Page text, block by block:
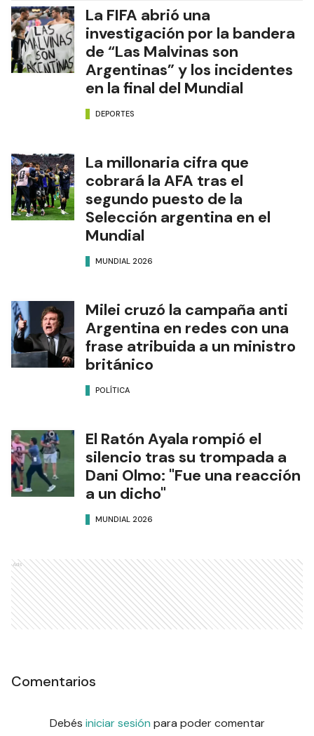
La FIFA abrió una
investigación por la bandera
de “Las Malvinas son
Argentinas” y los incidentes
en la final del Mundial
DEPORTES
La millonaria cifra que
cobrará la AFA tras el
segundo puesto de la
Selección argentina en el
Mundial
MUNDIAL 2026
Milei cruzó la campaña anti
Argentina en redes con una
frase atribuida a un ministro
británico
POLÍTICA
El Ratón Ayala rompió el
silencio tras su trompada a
Dani Olmo: "Fue una reacción
a un dicho"
MUNDIAL 2026
Ads
Comentarios
Debés iniciar sesión para poder comentar